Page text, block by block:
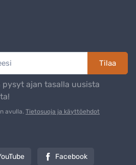
Tilaa
ajan tasalla uusista
avulla. Tietosuoja ja käyttöehdot
Facebook